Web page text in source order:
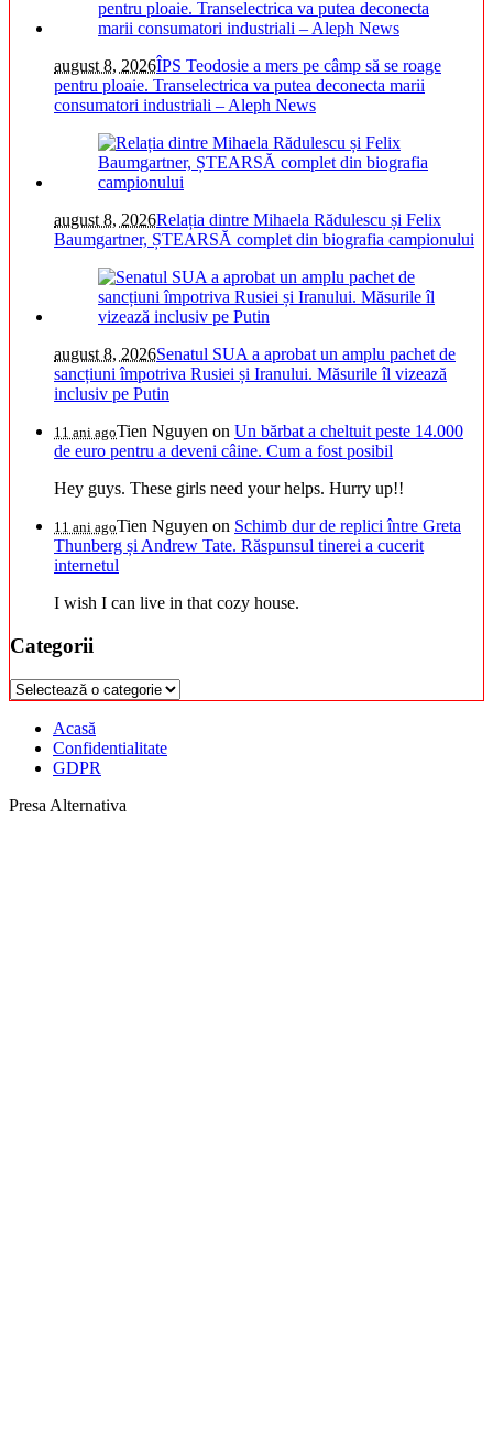
august 8, 2026ÎPS Teodosie a mers pe câmp să se roage
pentru ploaie. Transelectrica va putea deconecta marii
consumatori industriali – Aleph News
august 8, 2026Relația dintre Mihaela Rădulescu și Felix
Baumgartner, ȘTEARSĂ complet din biografia campionului
august 8, 2026Senatul SUA a aprobat un amplu pachet de
sancțiuni împotriva Rusiei și Iranului. Măsurile îl vizează
inclusiv pe Putin
11 ani agoTien Nguyen on Un bărbat a cheltuit peste 14.000
de euro pentru a deveni câine. Cum a fost posibil
Hey guys. These girls need your helps. Hurry up!!
11 ani agoTien Nguyen on Schimb dur de replici între Greta
Thunberg și Andrew Tate. Răspunsul tinerei a cucerit
internetul
I wish I can live in that cozy house.
Categorii
Categorii
Acasă
Confidentialitate
GDPR
Presa Alternativa